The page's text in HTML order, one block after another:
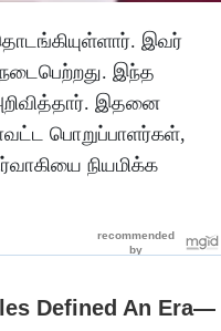
இவர்
நடைபெற்றது. இந்த
இதனை
பொறுப்பாளர்கள்,
நியமிக்க